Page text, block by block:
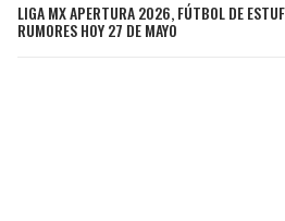
LIGA MX APERTURA 2026, FÚTBOL DE
RUMORES HOY 27 DE MAYO